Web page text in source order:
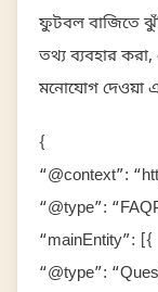
ফুটবল বাজিতে
তথ্য ব্যবহার করা,
মনোযোগ দেওয়া
{
“@context”:
“@type”:
“mainEntity”: [{
“@type”: